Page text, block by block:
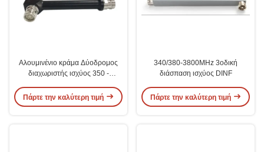
Αλουμινένιο κράμα Δύοδρομος
διαχωριστής ισχύος 350 -
IM3-150dBc
Πάρτε την καλύτερη τιμή
340/380-3800MHz 3οδική
διάσπαση ισχύος DINF
Πάρτε την καλύτερη τιμή